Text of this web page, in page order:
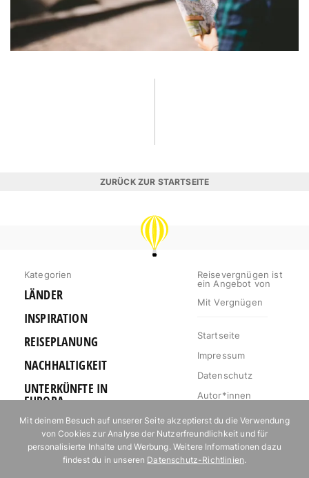
ZURÜCK ZUR STARTSEITE
REISEVERGNÜGEN
Kategorien
LÄNDER
INSPIRATION
REISEPLANUNG
NACHHALTIGKEIT
UNTERKÜNFTE IN
EUROPA
OUTDOOR
URLAUB FÜR
FOODIES
Reisevergnügen ist
ein Angebot von
Mit Vergnügen
Startseite
Impressum
Datenschutz
Autor*innen
Mediakit
Jobs
Kontakt
Mit deinem Besuch auf unserer Seite akzeptierst du die Verwendung
von Cookies zur Analyse der Nutzerfreundlichkeit und für
personalisierte Inhalte und Werbung. Weitere Informationen dazu
findest du in unseren Datenschutz-Richtlinien.